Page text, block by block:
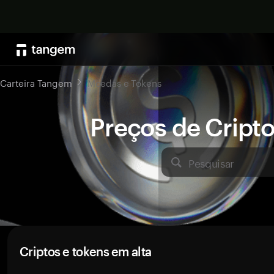
Preços de
Pesquisar
Carteira Tangem Moedas e Tokens
Criptos e tokens em alta